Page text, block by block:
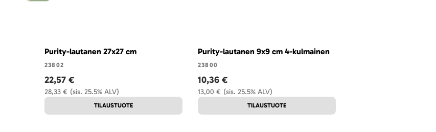
Purity-lautanen 27x27 cm
23802
(sis. 25.5% ALV)
28,33 €
22,57 €
TILAUSTUOTE
Purity-lautanen 9x9 cm 4-kulmainen
23800
(sis. 25.5% ALV)
13,00 €
10,36 €
TILAUSTUOTE